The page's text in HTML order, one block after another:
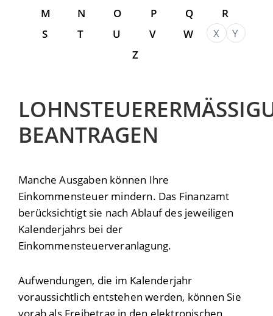
M
N O P Q
R
S
T U V W X
Y
Z
EANTRAGEN
Manche Ausgaben können Ihre
Einkommensteuer mindern. Das Finanzamt
berücksichtigt sie nach Ablauf des jeweiligen
Kalenderjahrs bei der
Einkommensteuerveranlagung.
Aufwendungen, die im Kalenderjahr
voraussichtlich entstehen werden, können Sie